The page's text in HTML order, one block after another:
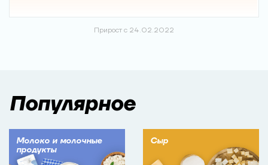
Прирост с 24.02.2022
Популярное
Молоко и молочные
продукты
Сыр